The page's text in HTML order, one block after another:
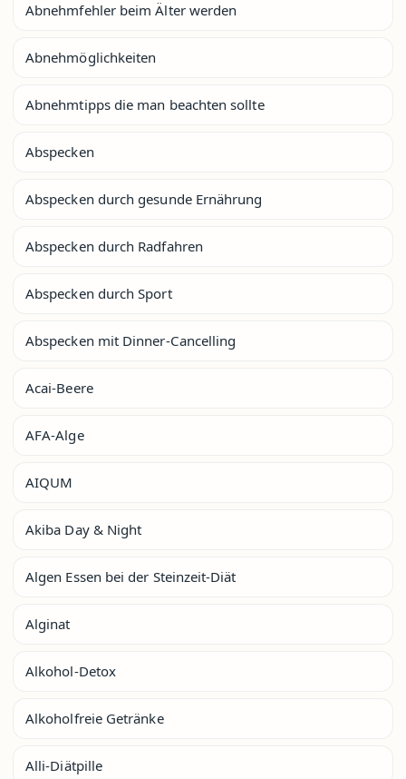
Abnehmfehler beim Älter werden
Abnehmöglichkeiten
Abnehmtipps die man beachten sollte
Abspecken
Abspecken durch gesunde Ernährung
Abspecken durch Radfahren
Abspecken durch Sport
Abspecken mit Dinner-Cancelling
Acai-Beere
AFA-Alge
AIQUM
Akiba Day & Night
Algen Essen bei der Steinzeit-Diät
Alginat
Alkohol-Detox
Alkoholfreie Getränke
Alli-Diätpille